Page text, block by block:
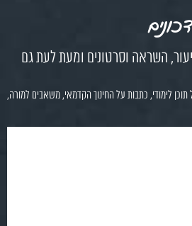
השראה וסרטונים ומעת לעת גם
תוכן לימודי, כתבות על החינוך הקדמאי, משאבים למורה,